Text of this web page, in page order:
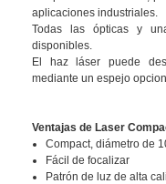
aplicaciones industriales.
Todas las ópticas y
disponibles.
El haz láser puede
mediante un espejo
Ventajas de Laser
Compact, diámetro de
Fácil de focalizar
Patrón de luz de alta